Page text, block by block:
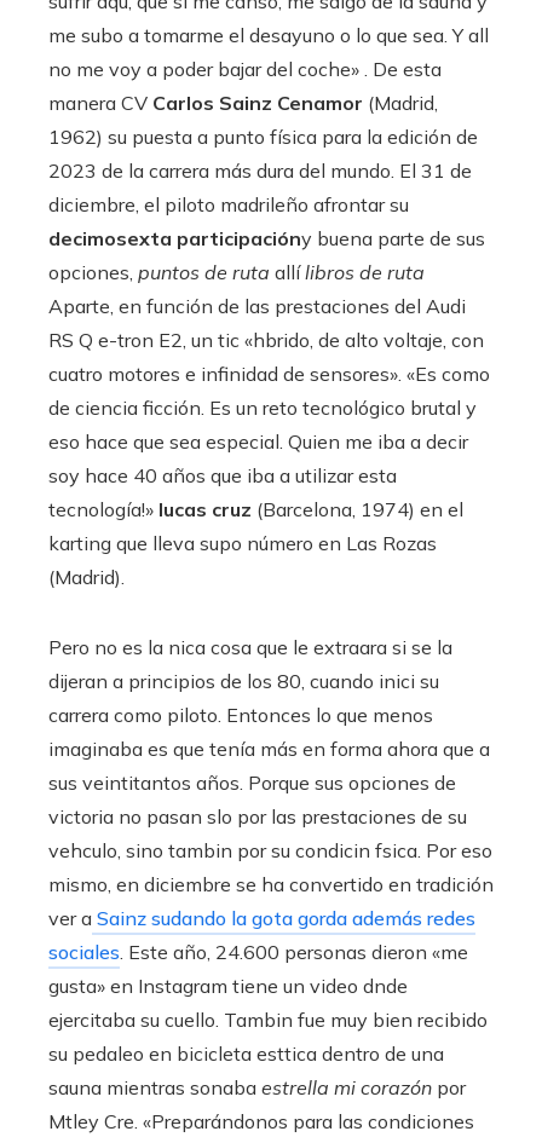
me subo a tomarme el desayuno o lo que sea. Y all
no me voy a poder bajar del coche» . De esta
manera CV Carlos Sainz Cenamor (Madrid,
1962) su puesta a punto física para la edición de
2023 de la carrera más dura del mundo. El 31 de
diciembre, el piloto madrileño afrontar su
decimosexta participacióny buena parte de sus
opciones, puntos de ruta allílibros de ruta
Aparte, en función de las prestaciones del Audi
RS Q e-tron E2, un tic «hbrido, de alto voltaje, con
cuatro motores e infinidad de sensores». «Es como
de ciencia ficción. Es un reto tecnológico brutal y
eso hace que sea especial. Quien me iba a decir
soy hace 40 años que iba a utilizar esta
tecnología!» lucas cruz (Barcelona, ​​1974) en el
karting que lleva supo número en Las Rozas
(Madrid).
Pero no es la nica cosa que le extraara si se la
dijeran a principios de los 80, cuando inici su
carrera como piloto. Entonces lo que menos
imaginaba es que tenía más en forma ahora que a
sus veintitantos años. Porque sus opciones de
victoria no pasan slo por las prestaciones de su
vehculo, sino tambin por su condicin fsica. Por eso
mismo, en diciembre se ha convertido en tradición
ver a Sainz sudando la gota gorda además redes
sociales. Este año, 24.600 personas dieron «me
gusta» en Instagram tiene un video dnde
ejercitaba su cuello. Tambin fue muy bien recibido
su pedaleo en bicicleta esttica dentro de una
sauna mientras sonaba estrella mi corazón por
Mtley Cre. «Preparándonos para las condiciones